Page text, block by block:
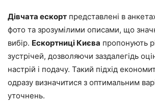
Дівчата ескорт представлені в
фото та зрозумілими описами, що
вибір. Ескортниці Києва пропонують
зустрічей, дозволяючи заздалегідь
настрій і подачу. Такий підхід
одразу визначитися з оптимальним
уточнень.